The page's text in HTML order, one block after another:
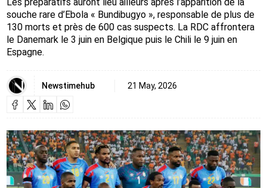
Les préparatifs auront lieu ailleurs après l’apparition de la
souche rare d’Ebola « Bundibugyo », responsable de plus de
130 morts et près de 600 cas suspects. La RDC affrontera
le Danemark le 3 juin en Belgique puis le Chili le 9 juin en
Espagne.
Newstimehub 21 May, 2026